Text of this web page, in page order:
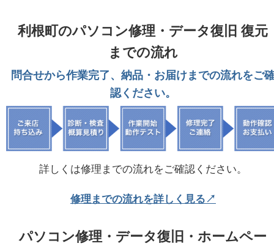
利根町のパソコン修理・データ復旧 復元
までの流れ
問合せから作業完了、納品・お届けまでの流れをご
認ください。
詳しくは修理までの流れをご確認ください。
修理までの流れを詳しく見る↗
パソコン修理・データ復旧・ホームペー